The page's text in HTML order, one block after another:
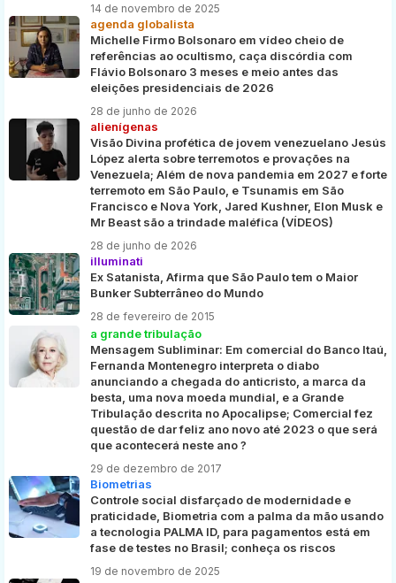
14 de novembro de 2025
agenda globalista
Michelle Firmo Bolsonaro em vídeo cheio de
referências ao ocultismo, caça discórdia com
Flávio Bolsonaro 3 meses e meio antes das
eleições presidenciais de 2026
28 de junho de 2026
alienígenas
Visão Divina profética de jovem venezuelano Jesús
López alerta sobre terremotos e provações na
Venezuela; Além de nova pandemia em 2027 e forte
terremoto em São Paulo, e Tsunamis em São
Francisco e Nova York, Jared Kushner, Elon Musk e
Mr Beast são a trindade maléfica (VÍDEOS)
28 de junho de 2026
illuminati
Ex Satanista, Afirma que São Paulo tem o Maior
Bunker Subterrâneo do Mundo
28 de fevereiro de 2015
a grande tribulação
Mensagem Subliminar: Em comercial do Banco Itaú,
Fernanda Montenegro interpreta o diabo
anunciando a chegada do anticristo, a marca da
besta, uma nova moeda mundial, e a Grande
Tribulação descrita no Apocalipse; Comercial fez
questão de dar feliz ano novo até 2023 o que será
que acontecerá neste ano ?
29 de dezembro de 2017
Biometrias
Controle social disfarçado de modernidade e
praticidade, Biometria com a palma da mão usando
a tecnologia PALMA ID, para pagamentos está em
fase de testes no Brasil; conheça os riscos
19 de novembro de 2025